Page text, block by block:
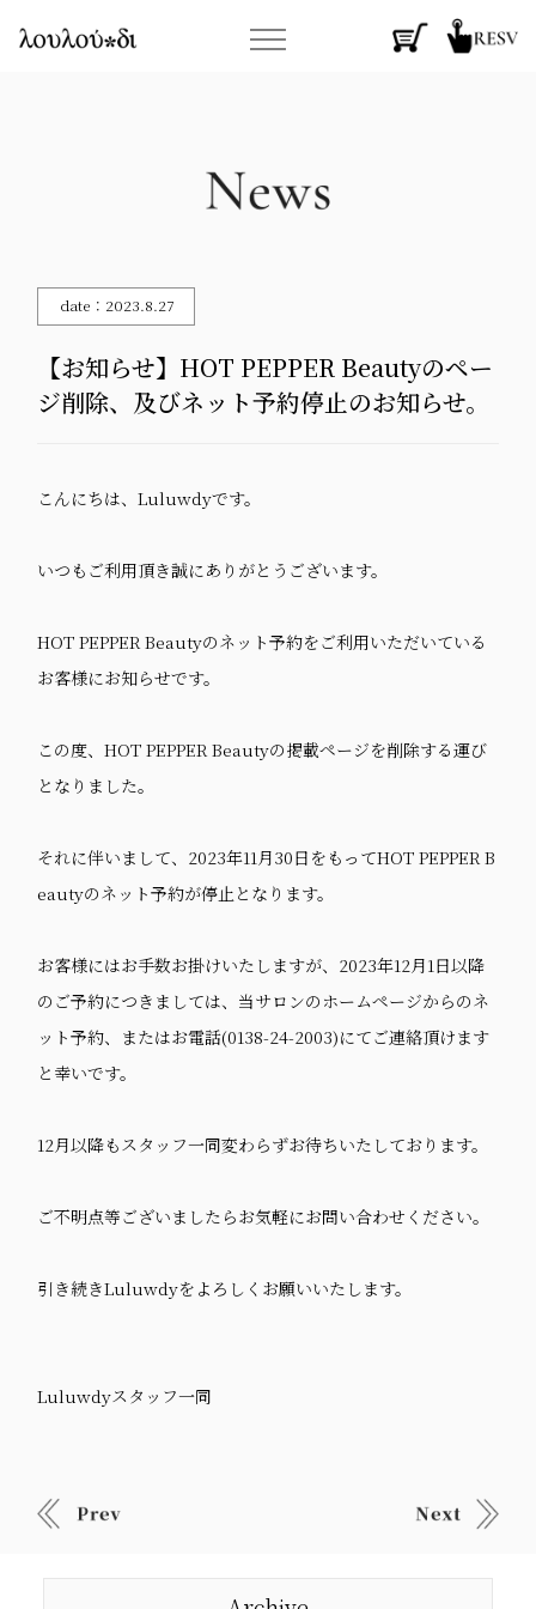
date：2023.8.27
【お知らせ】HOT PEPPER Beautyのペー
ジ削除、及びネット予約停止のお知らせ。
こんにちは、Luluwdyです。
いつもご利用頂き誠にありがとうございます。
HOT PEPPER Beautyのネット予約をご利用いただいている
お客様にお知らせです。
この度、HOT PEPPER Beautyの掲載ページを削除する運び
となりました。
それに伴いまして、 2023年11月30日をもってHOT PEPPER B
eautyのネット予約が停止となります。
お客様にはお手数お掛けいたしますが、 2023年12月1日以降
のご予約につきましては、当サロンのホームページからのネ
ット予約、またはお電話(0138-24-2003)にてご連絡頂けます
と幸いです。
12月以降もスタッフ一同変わらずお待ちいたしております。
ご不明点等ございましたらお気軽にお問い合わせください。
引き続きLuluwdyをよろしくお願いいたします。
Luluwdyスタッフ一同